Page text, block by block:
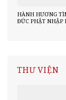
HÀNH HƯƠNG
ĐỨC PHẬT NHẬP
THƯ VIỆN